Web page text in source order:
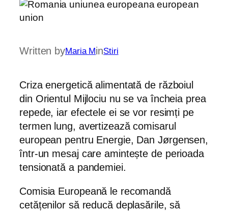
Written byMaria MinStiri
Criza energetică alimentată de războiul
din Orientul Mijlociu nu se va încheia prea
repede, iar efectele ei se vor resimți pe
termen lung, avertizează comisarul
european pentru Energie, Dan Jørgensen,
într-un mesaj care amintește de perioada
tensionată a pandemiei.
Comisia Europeană le recomandă
cetățenilor să reducă deplasările, să